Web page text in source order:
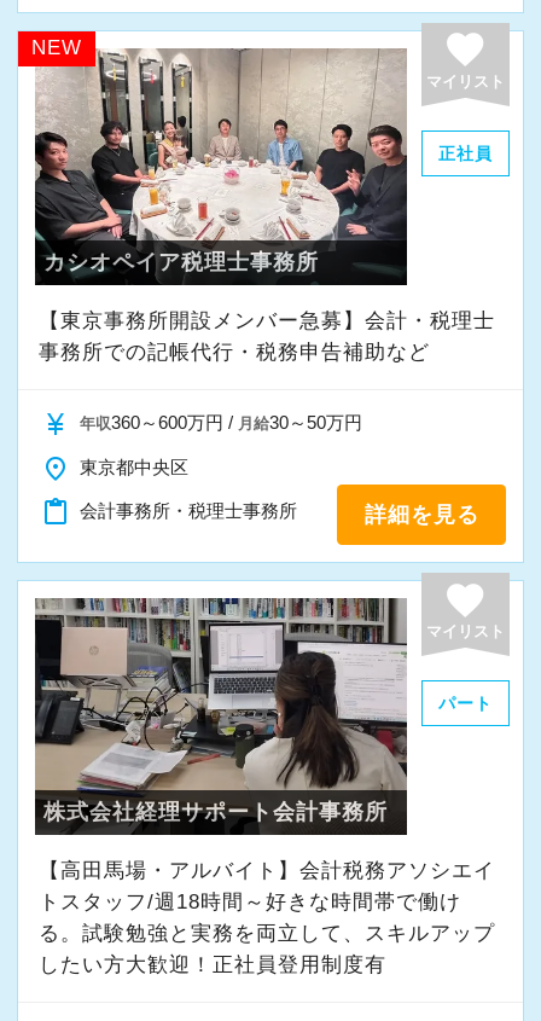
NEW favorite
マイリスト
正社員
カシオペイア税理士事務所
【東京事務所開設メンバー急募】会計・税理士
事務所での記帳代行・税務申告補助など
currency_yen 年収360～600万円 / 月給30～50万円
place 東京都中央区
content_paste 会計事務所・税理士事務所 詳細を見る
favorite
マイリスト
パート
株式会社経理サポート会計事務所
【高田馬場・アルバイト】会計税務アソシエイ
トスタッフ/週18時間～好きな時間帯で働け
る。試験勉強と実務を両立して、スキルアップ
したい方大歓迎！正社員登用制度有